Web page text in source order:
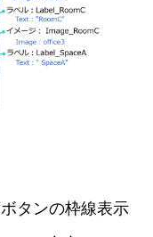
タンの枠線表示